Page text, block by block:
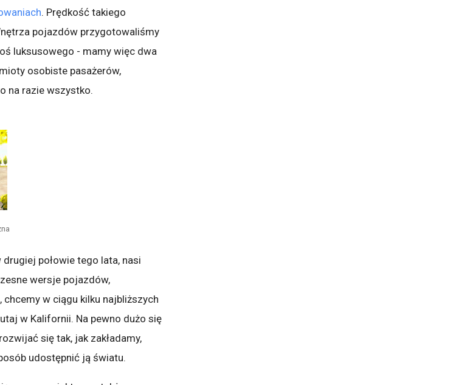
. Prędkość takiego
pojazdów przygotowaliśmy
luksusowego - mamy więc dwa
osobiste pasażerów,
na razie wszystko.
połowie tego lata, nasi
wersje pojazdów,
w ciągu kilku najbliższych
w Kalifornii. Na pewno dużo się
się tak, jak zakładamy,
udostępnić ją światu.